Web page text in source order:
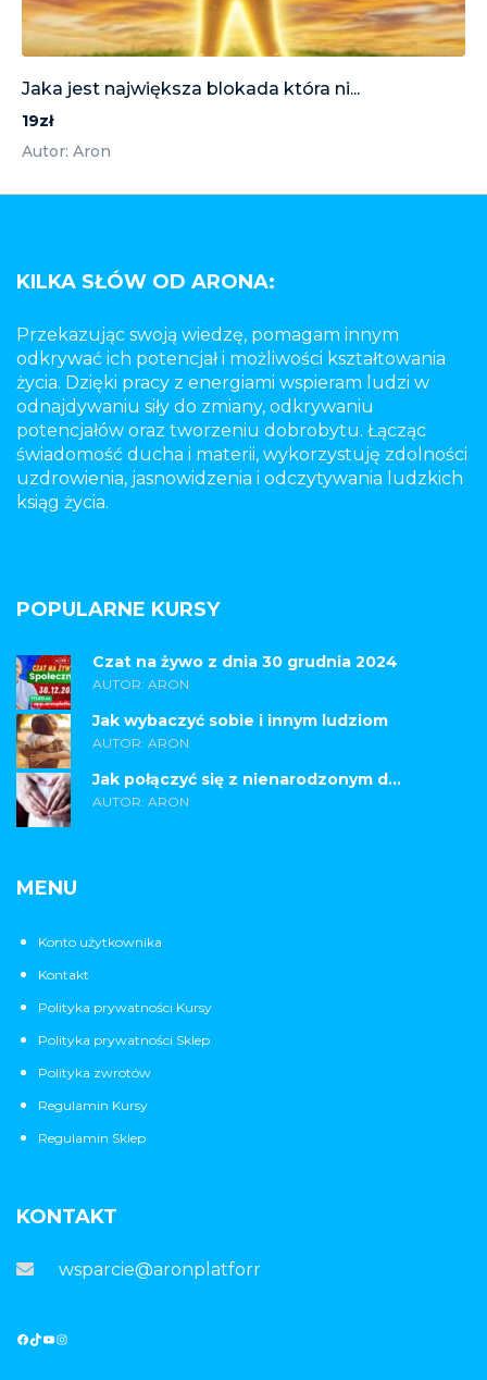
Jaka jest największa blokada która ni...
19zł
Autor: Aron
KILKA SŁÓW OD ARONA:
Przekazując swoją wiedzę, pomagam innym
odkrywać ich potencjał i możliwości kształtowania
życia. Dzięki pracy z energiami wspieram ludzi w
odnajdywaniu siły do zmiany, odkrywaniu
potencjałów oraz tworzeniu dobrobytu. Łącząc
świadomość ducha i materii, wykorzystuję zdolności
uzdrowienia, jasnowidzenia i odczytywania ludzkich
ksiąg życia.
POPULARNE KURSY
Czat na żywo z dnia 30 grudnia 2024
AUTOR: ARON
Jak wybaczyć sobie i innym ludziom
AUTOR: ARON
Jak połączyć się z nienarodzonym d...
AUTOR: ARON
MENU
Konto użytkownika
Kontakt
Polityka prywatności Kursy
Polityka prywatności Sklep
Polityka zwrotów
Regulamin Kursy
Regulamin Sklep
KONTAKT
wsparcie@aronplatforma.pl